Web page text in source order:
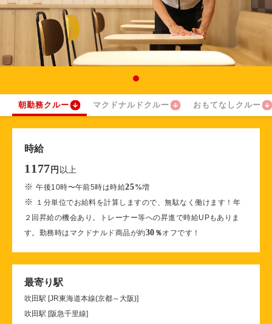
朝勤務クルー マクドナルドクルー おもてなしクルー
時給
1177 円 以上
※午後10時〜午前5時は時給25%増
※
１分単位でお給料を計算しますので、無駄なく働けます！年
２回昇給の機会あり。トレーナー等への昇進で時給UPもありま
す。勤務時はマクドナルド商品が約30 ％オフです！
最寄り駅
吹田駅 [JR東海道本線(京都～大阪)]
吹田駅 [阪急千里線]